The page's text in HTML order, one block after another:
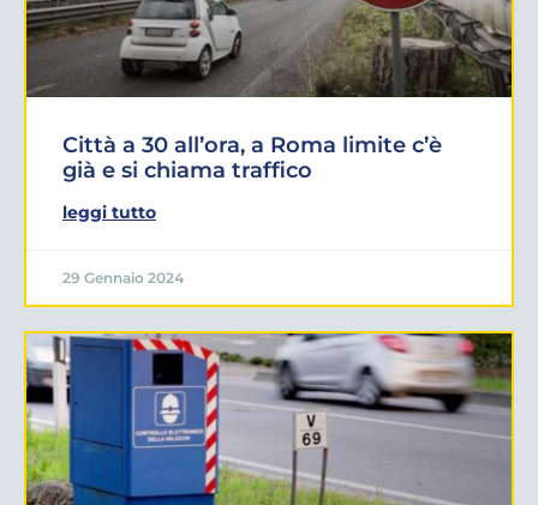
Città a 30 all’ora, a Roma limite c’è
già e si chiama traffico
leggi tutto
29 Gennaio 2024